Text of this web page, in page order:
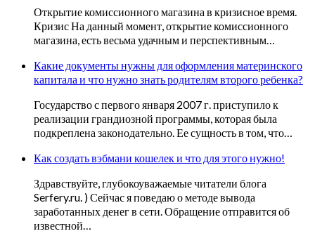
Открытие комиссионного магазина в кризисное время.
Кризис На данный момент, открытие комиссионного
магазина, есть весьма удачным и перспективным…
Какие документы нужны для оформления материнского
капитала и что нужно знать родителям второго ребенка?
Государство с первого января 2007 г. приступило к
реализации грандиозной программы, которая была
подкреплена законодательно. Ее сущность в том, что…
Как создать вэбмани кошелек и что для этого нужно!
Здравствуйте, глубокоуважаемые читатели блога
Serfery.ru. ) Сейчас я поведаю о методе вывода
заработанных денег в сети. Обращение отправится об
известной…